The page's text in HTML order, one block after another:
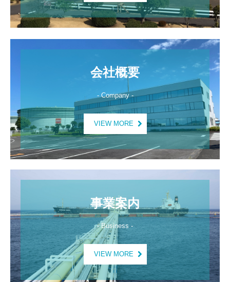
会社概要
- Company -
VIEW MORE
事業案内
- Business -
VIEW MORE